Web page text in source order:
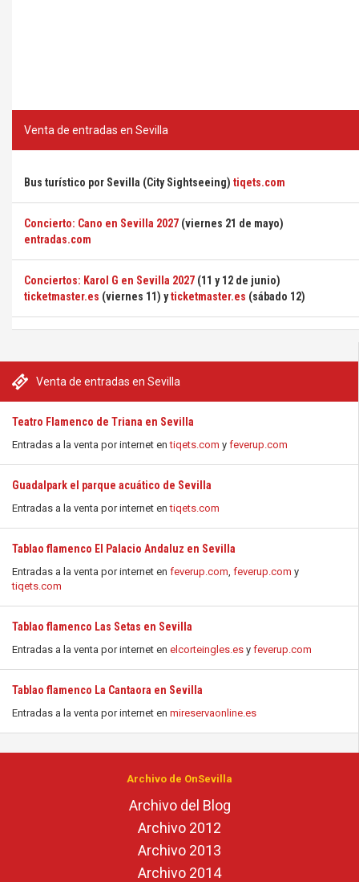
Venta de entradas en Sevilla
Teatro Flamenco de Triana en Sevilla
Entradas a la venta por internet entiqets.com y feverup.com
Guadalpark el parque acuático de Sevilla
Entradas a la venta por internet entiqets.com
Tablao flamenco El Palacio Andaluz en Sevilla
Entradas a la venta por internet en feverup.com, feverup.com y
tiqets.com
Tablao flamenco Las Setas en Sevilla
Entradas a la venta por internet en elcorteingles.es y feverup.com
Tablao flamenco La Cantaora en Sevilla
Entradas a la venta por internet en mireservaonline.es
Venta de entradas en Sevilla
Bus turístico por Sevilla (City Sightseeing) tiqets.com
Concierto: Cano en Sevilla 2027 (viernes 21 de mayo)
entradas.com
Conciertos: Karol G en Sevilla 2027 (11 y 12 de junio)
ticketmaster.es (viernes 11) yticketmaster.es (sábado 12)
Archivo de OnSevilla
Archivo del Blog
Archivo 2012
Archivo 2013
Archivo 2014